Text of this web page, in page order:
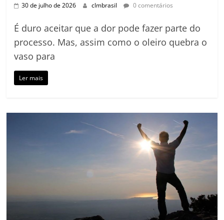
30 de julho de 2026 clmbrasil 0 comentários
É duro aceitar que a dor pode fazer parte do
processo. Mas, assim como o oleiro quebra o
vaso para
Ler mais